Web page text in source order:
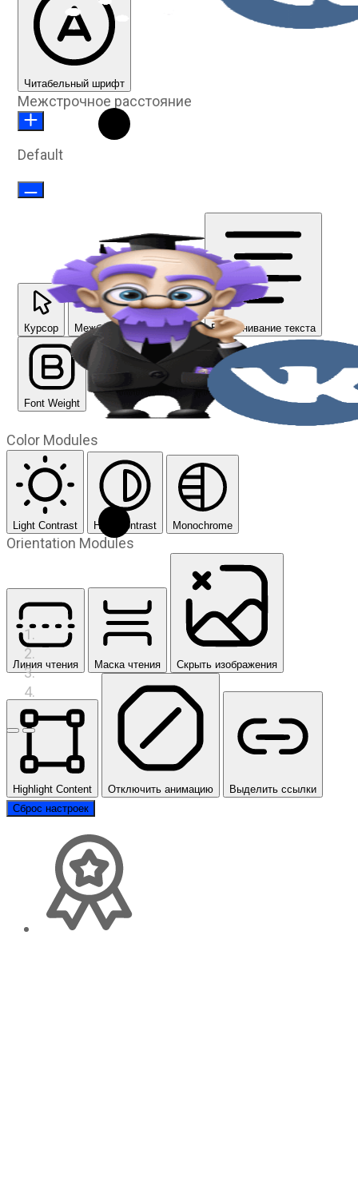
Предыдущий слайд
Следующий слайд
Читабельный шрифт
Межстрочное расстояние
Default
Курсор Межбуквенный интервал Выравнивание текста
Font Weight
Color Modules
Light Contrast High Contrast Monochrome
Orientation Modules
Линия чтения Маска чтения Скрыть изображения
Highlight Content Отключить анимацию
Выделить ссылки
Сброс настроек